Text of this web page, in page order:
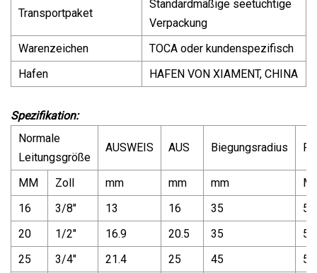
Transportpaket
Standardmäßige seetüchtige
Verpackung
Warenzeichen
TOCA oder kundenspezifisch
Hafen
HAFEN VON XIAMENT, CHINA
Spezifikation:
Normale
Leitungsgröße
AUSWEIS AUS Biegungsradius
MM Zoll mm mm mm
M
16
3/8" 13 16 35
50
20
1/2" 16.9 20.5 35
50
25
3/4" 21.4 25 45
50